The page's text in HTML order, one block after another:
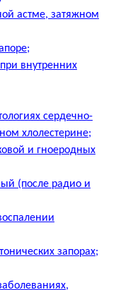
астме, затяжном
;
внутренних
сердечно-
хлолестерине;
и гноеродных
(после радио и
запорах;